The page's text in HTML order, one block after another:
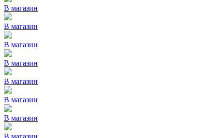
В магазин
В магазин
В магазин
В магазин
В магазин
В магазин
В магазин